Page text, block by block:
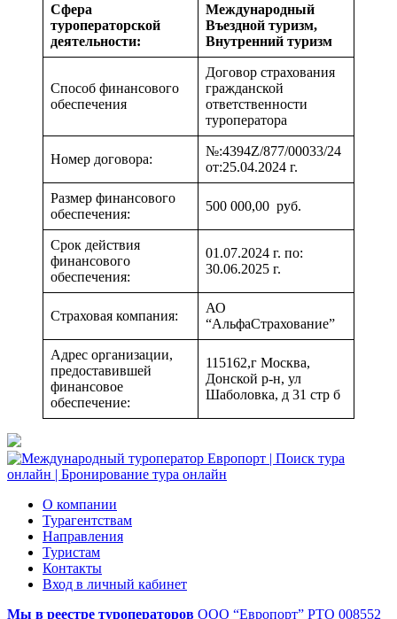
Сфера
туроператорской
деятельности:
Международный
Въездной туризм,
Внутренний туризм
Способ финансового
обеспечения
Договор страхования
гражданской
ответственности
туроператора
Номер договора:
№:4394Z/877/00033/24
от:25.04.2024 г.
Размер финансового
обеспечения:
500 000,00 руб.
Срок действия
финансового
обеспечения:
01.07.2024 г. по:
30.06.2025 г.
Страховая компания:
АО
“АльфаСтрахование”
Адрес организации,
предоставившей
финансовое
обеспечение:
115162,г Москва,
Донской р-н, ул
Шаболовка, д 31 стр б
О компании
Турагентствам
Направления
Туристам
Контакты
Вход в личный кабинет
Мы в реестре туроператоров ООО “Европорт” РТО 008552